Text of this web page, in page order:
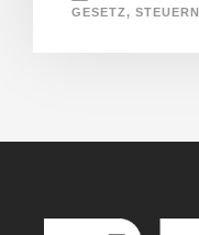
GESETZ, STEUERN